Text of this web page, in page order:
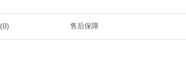
(0) 售后保障